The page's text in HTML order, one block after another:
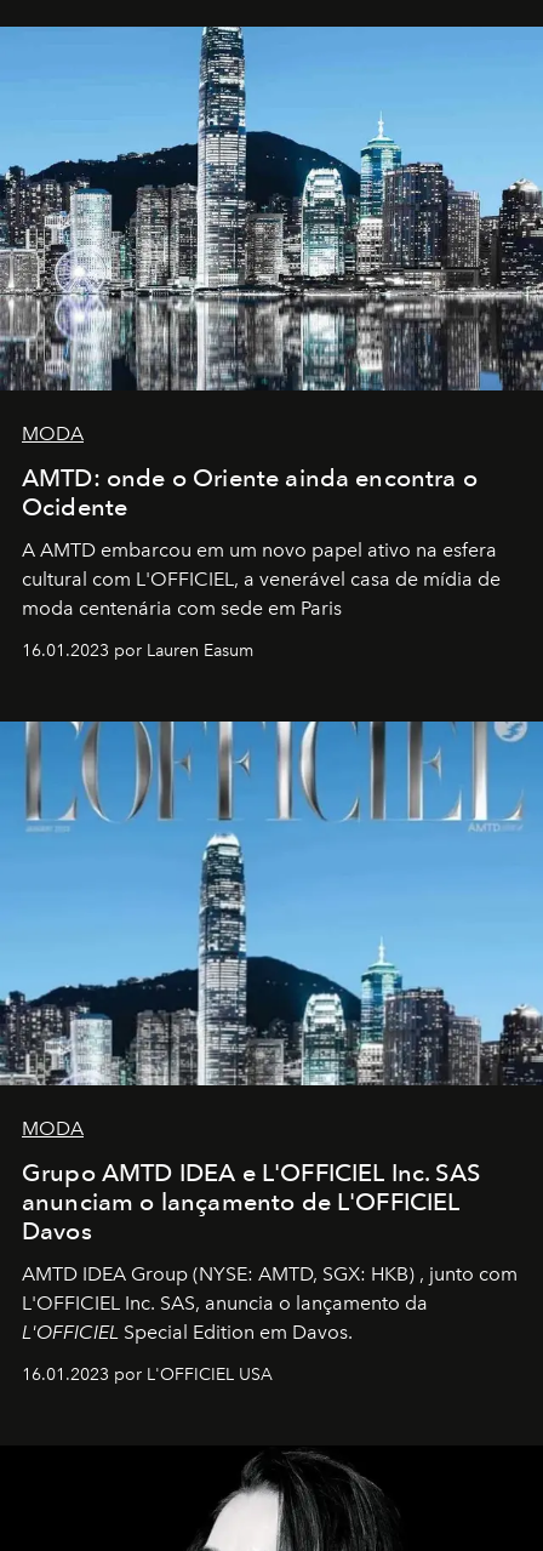
MODA
AMTD: onde o Oriente ainda encontra o
Ocidente
A AMTD embarcou em um novo papel ativo na esfera
cultural com L'OFFICIEL, a venerável casa de mídia de
moda centenária com sede em Paris
16.01.2023 por Lauren Easum
MODA
Grupo AMTD IDEA e L'OFFICIEL Inc. SAS
anunciam o lançamento de L'OFFICIEL
Davos
AMTD IDEA Group (NYSE: AMTD, SGX: HKB) , junto com
L'OFFICIEL Inc. SAS, anuncia o lançamento da
L'OFFICIEL Special Edition em Davos.
16.01.2023 por L'OFFICIEL USA